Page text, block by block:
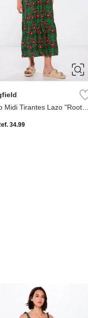
38
40
Midi Tirantes Lazo "Roots
34.99